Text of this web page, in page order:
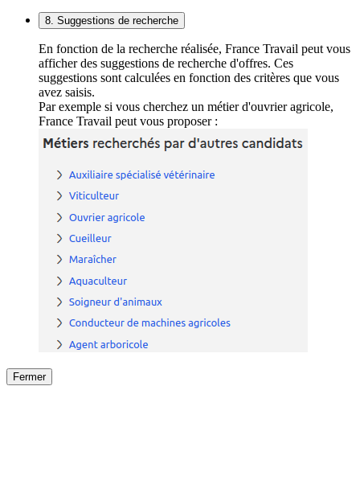
8. Suggestions de recherche
En fonction de la recherche réalisée, France Travail peut vous
afficher des suggestions de recherche d'offres. Ces
suggestions sont calculées en fonction des critères que vous
avez saisis.
Par exemple si vous cherchez un métier d'ouvrier agricole,
France Travail peut vous proposer :
Fermer